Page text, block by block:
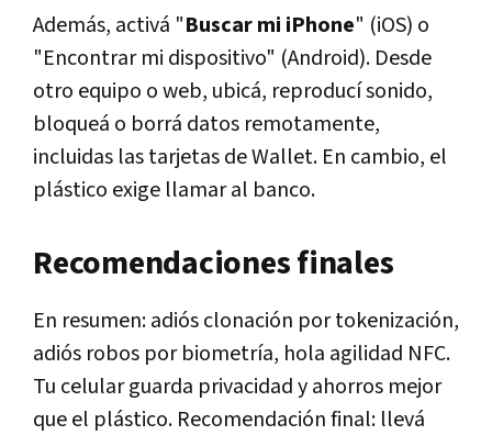
Además, activá "Buscar mi iPhone" (iOS) o
"Encontrar mi dispositivo" (Android). Desde
otro equipo o web, ubicá, reproducí sonido,
bloqueá o borrá datos remotamente,
incluidas las tarjetas de Wallet. En cambio, el
plástico exige llamar al banco.
Recomendaciones finales
En resumen: adiós clonación por tokenización,
adiós robos por biometría, hola agilidad NFC.
Tu celular guarda privacidad y ahorros mejor
que el plástico. Recomendación final: llevá